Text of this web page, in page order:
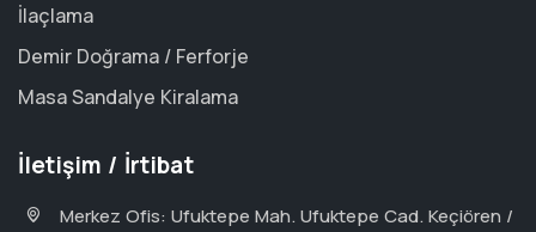
İlaçlama
Demir Doğrama / Ferforje
Masa Sandalye Kiralama
İletişim / İrtibat
Merkez Ofis: Ufuktepe Mah. Ufuktepe Cad. Keçiören /